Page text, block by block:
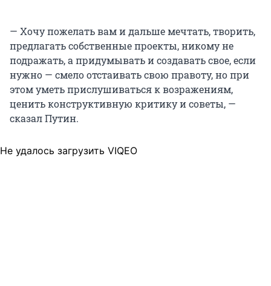
— Хочу пожелать вам и дальше мечтать, творить,
предлагать собственные проекты, никому не
подражать, а придумывать и создавать свое, если
нужно — смело отстаивать свою правоту, но при
этом уметь прислушиваться к возражениям,
ценить конструктивную критику и советы, —
сказал Путин.
Не удалось загрузить VIQEO